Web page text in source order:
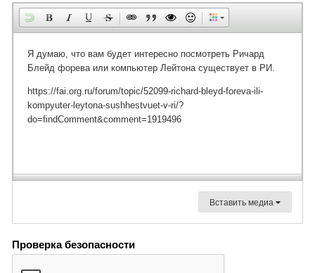
Вставить медиа
Проверка безопасности